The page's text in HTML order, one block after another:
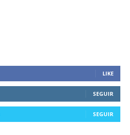
LIKE
SEGUIR
SEGUIR